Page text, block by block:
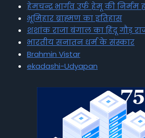
हेमचन्द्र भार्गव उर्फ हेमू की निर्मम
भूमिहार ब्राह्मण का इतिहास
शशांक राजा बंगाल का हिंदू गौड़
भारतीय सनातन धर्म के संस्कार
Brahmin Vistar
ekadashi-Udyapan